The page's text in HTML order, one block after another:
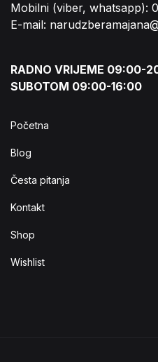
Mobilni (viber, whatsapp):
E-mail:
RADNO VRIJEME 09:00-
SUBOTOM 09:00-16:00
Početna
Blog
Česta pitanja
Kontakt
Shop
Wishlist